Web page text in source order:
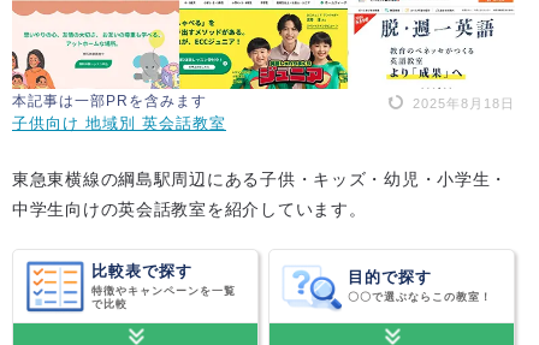
本記事は一部PRを含みます 2025年8月18日
子供向け 地域別 英会話教室
東急東横線の綱島駅周辺にある子供・キッズ・幼児・小学生・
中学生向けの英会話教室を紹介しています。
比較表で探す
特徴やキャンペーンを一覧
で比較
目的で探す
〇〇で選ぶならこの教室！